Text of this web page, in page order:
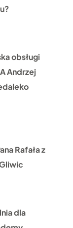
obsługi
Andrzej
Rafała z
dla